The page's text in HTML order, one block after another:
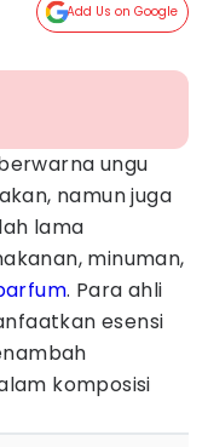
Add Us on Google
ungu
namun juga
lama
minuman,
. Para ahli
esensi
komposisi